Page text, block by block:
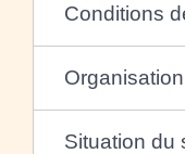
Conditions
Situation du